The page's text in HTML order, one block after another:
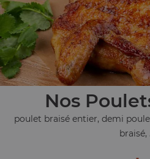
Nos
poulet braisé entier, demi
braisé,